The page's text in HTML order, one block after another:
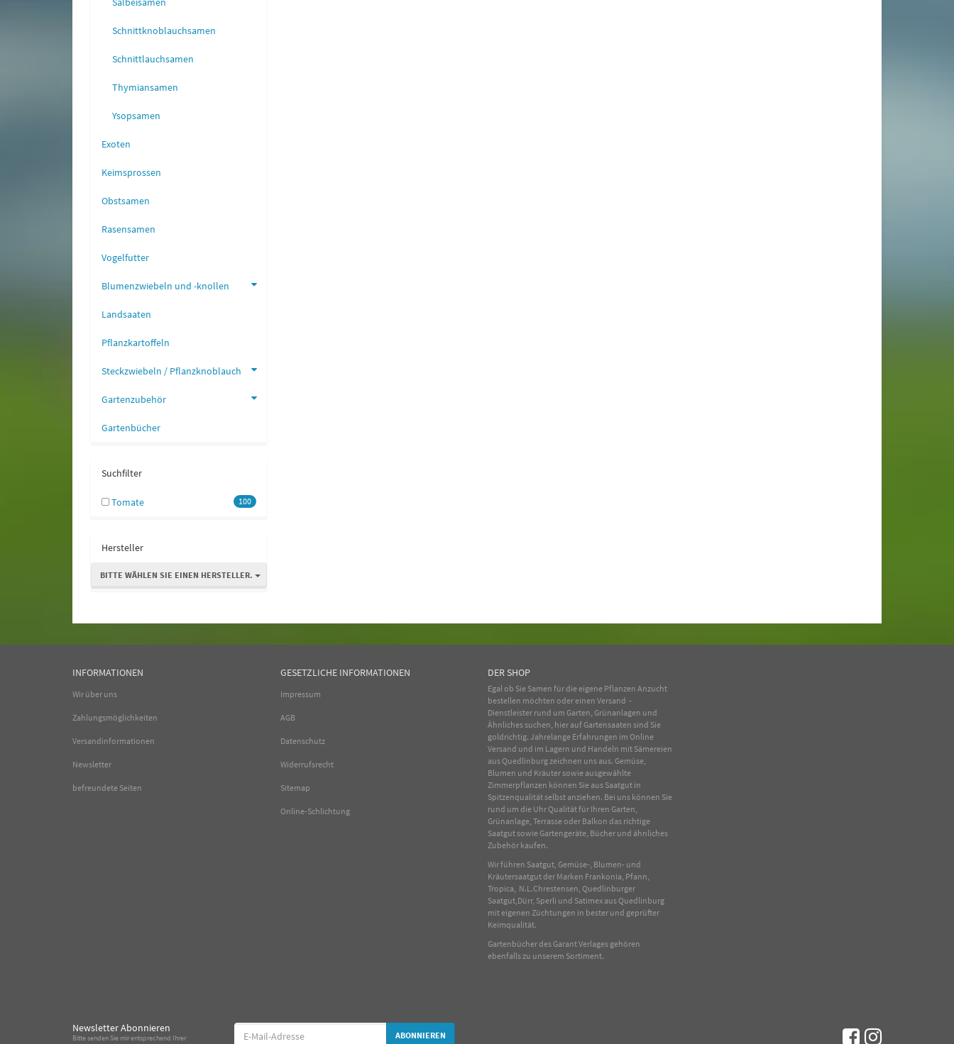
Schnittknoblauchsamen
Schnittlauchsamen
Thymiansamen
Ysopsamen
Exoten
Keimsprossen
Obstsamen
Rasensamen
Vogelfutter
Blumenzwiebeln und -knollen
Landsaaten
Pflanzkartoffeln
Steckzwiebeln / Pflanzknoblauch
Gartenzubehör
Gartenbücher
Suchfilter
100
Tomate
Hersteller
BITTE WÄHLEN SIE EINEN HERSTELLER.
INFORMATIONEN
Wir über uns
Zahlungsmöglichkeiten
Versandinformationen
Newsletter
befreundete Seiten
GESETZLICHE INFORMATIONEN
Impressum
AGB
Datenschutz
Widerrufsrecht
Sitemap
Online-Schlichtung
DER SHOP
Egal ob Sie Samen für die eigene Pflanzen Anzucht
bestellen möchten oder einen Versand -
Dienstleister rund um Garten, Grünanlagen und
Ähnliches suchen, hier auf Gartensaaten sind Sie
goldrichtig. Jahrelange Erfahrungen im Online
Versand und im Lagern und Handeln mit Sämereien
aus Quedlinburg zeichnen uns aus. Gemüse,
Blumen und Kräuter sowie ausgewählte
Zimmerpflanzen können Sie aus Saatgut in
Spitzenqualität selbst anziehen. Bei uns können Sie
rund um die Uhr Qualität für Ihren Garten,
Grünanlage, Terrasse oder Balkon das richtige
Saatgut sowie Gartengeräte, Bücher und ähnliches
Zubehör kaufen.
Wir führen Saatgut, Gemüse-, Blumen- und
Kräutersaatgut der Marken Frankonia, Pfann,
Tropica, N.L.Chrestensen, Quedlinburger
Saatgut,Dürr, Sperli und Satimex aus Quedlinburg
mit eigenen Züchtungen in bester und geprüfter
Keimqualität.
Gartenbücher des Garant Verlages gehören
ebenfalls zu unserem Sortiment.
Newsletter Abonnieren
Bitte senden Sie mir entsprechend Ihrer
E-
Mail-
ABONNIEREN